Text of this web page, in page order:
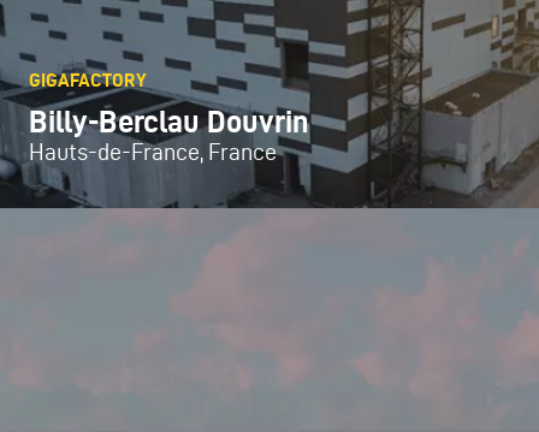
GIGAFACTORY
Billy-Berclau Douvrin
Hauts-de-France, France